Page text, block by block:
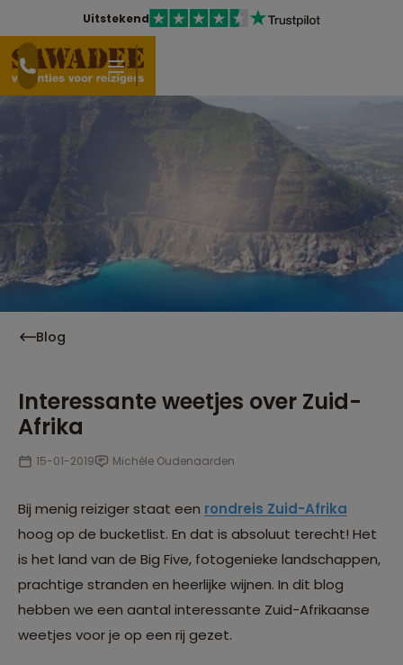
Uitstekend
Blog
Interessante weetjes over Zuid-
Afrika
15-01-2019 Michèle Oudenaarden
Bij menig reiziger staat een rondreis Zuid-Afrika
hoog op de bucketlist. En dat is absoluut terecht! Het
is het land van de Big Five, fotogenieke landschappen,
prachtige stranden en heerlijke wijnen. In dit blog
hebben we een aantal interessante Zuid-Afrikaanse
weetjes voor je op een rij gezet.